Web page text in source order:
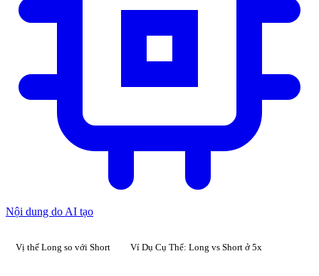
Nội dung do AI tạo
Vị thế Long so với Short Ví Dụ Cụ Thể: Long vs Short ở 5x